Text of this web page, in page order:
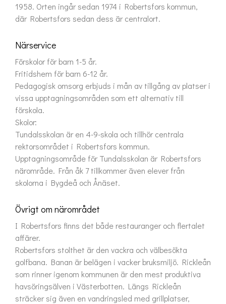
1958. Orten ingår sedan 1974 i Robertsfors kommun,
där Robertsfors sedan dess är centralort.
Närservice
Förskolor för barn 1-5 år.
Fritidshem för barn 6-12 år.
Pedagogisk omsorg erbjuds i mån av tillgång av platser i
vissa upptagningsområden som ett alternativ till
förskola.
Skolor:
Tundalsskolan är en 4-9-skola och tillhör centrala
rektorsområdet i Robertsfors kommun.
Upptagningsområde för Tundalsskolan är Robertsfors
närområde. Från åk 7 tillkommer även elever från
skolorna i Bygdeå och Ånäset.
Övrigt om närområdet
I Robertsfors finns det både restauranger och flertalet
affärer.
Robertsfors stolthet är den vackra och välbesökta
golfbana. Banan är belägen i vacker bruksmiljö. Rickleån
som rinner igenom kommunen är den mest produktiva
havsöringsälven i Västerbotten. Längs Rickleån
sträcker sig även en vandringsled med grillplatser,